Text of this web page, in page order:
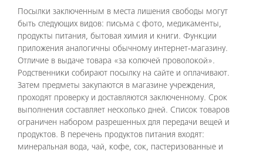
Посылки заключенным в места лишения свободы могут
быть следующих видов: письма с фото, медикаменты,
продукты питания, бытовая химия и книги. Функции
приложения аналогичны обычному интернет-магазину.
Отличие в выдаче товара «за колючей проволокой».
Родственники собирают посылку на сайте и оплачивают.
Затем предметы закупаются в магазине учреждения,
проходят проверку и доставляются заключенному. Срок
выполнения составляет несколько дней. Список товаров
ограничен набором разрешенных для передачи вещей и
продуктов. В перечень продуктов питания входят:
минеральная вода, чай, кофе, сок, пастеризованные и